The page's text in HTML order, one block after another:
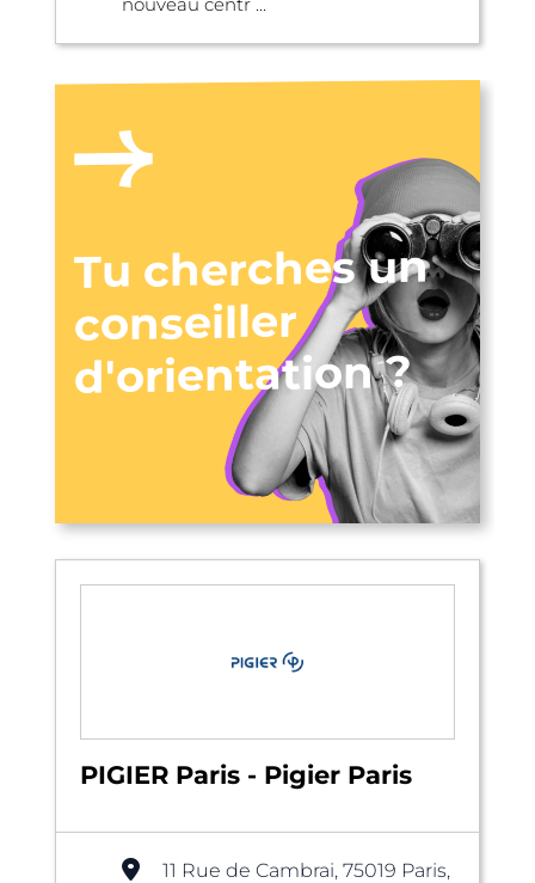
Tu cherches un
conseiller
d'orientation ?
PIGIER Paris - Pigier Paris
11 Rue de Cambrai, 75019 Paris,